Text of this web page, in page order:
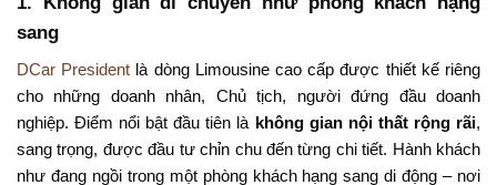
sang
DCar President là dòng Limousine cao cấp được thiết kế riêng
cho những doanh nhân, Chủ tịch, người đứng đầu doanh
nghiệp. Điểm nổi bật đầu tiên là không gian nội thất rộng rãi,
sang trọng, được đầu tư chỉn chu đến từng chi tiết. Hành khách
như đang ngồi trong một phòng khách hạng sang di động – nơi